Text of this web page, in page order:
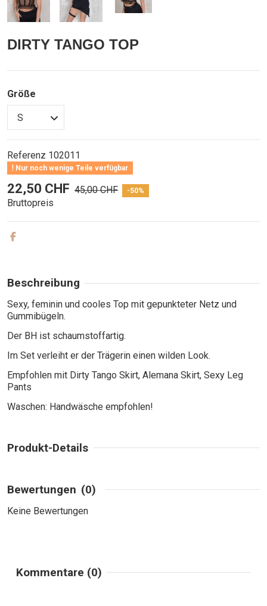
DIRTY TANGO TOP
Größe
Referenz 102011
Nur noch wenige Teile verfügbar
22,50 CHF 45,00 CHF -50%
Bruttopreis
Beschreibung
Sexy, feminin und cooles Top mit gepunkteter Netz und
Gummibügeln.
Der BH ist schaumstoffartig.
Im Set verleiht er der Trägerin einen wilden Look.
Empfohlen mit Dirty Tango Skirt, Alemana Skirt, Sexy Leg
Pants
Waschen: Handwäsche empfohlen!
Produkt-Details
Bewertungen (0)
Keine Bewertungen
Kommentare (0)